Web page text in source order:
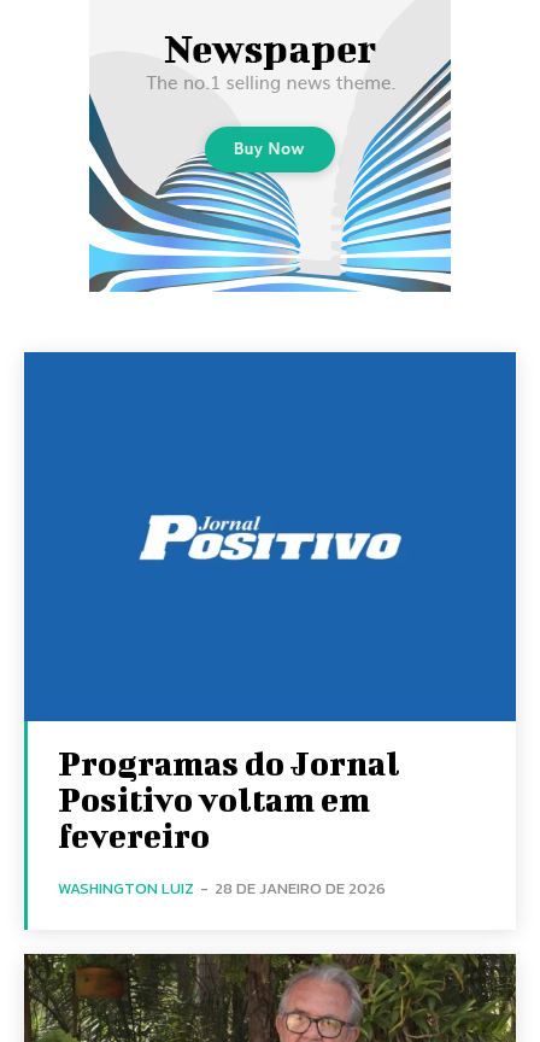
Programas do Jornal
Positivo voltam em
fevereiro
WASHINGTON LUIZ - 28 DE JANEIRO DE 2026